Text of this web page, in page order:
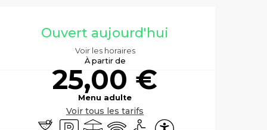
et
Ouvert aujourd'hui
Voir les horaires
À partir de
25,00 €
Menu adulte
Voir tous les tarifs
Bar / Buvette
ParkingTerrasse
WiFi Accès handicapés
Accessibilité